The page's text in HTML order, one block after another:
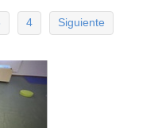
4 Siguiente